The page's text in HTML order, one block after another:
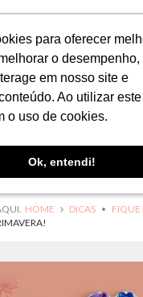
para oferecer
o
em nosso site e
Ao utilizar
o uso de cookies.
Ok, entendi!
para oferecer
o
em nosso site e
Ao utilizar
o uso de cookies.
Ok, entendi!
MENU
HOME DICAS • FIQUE